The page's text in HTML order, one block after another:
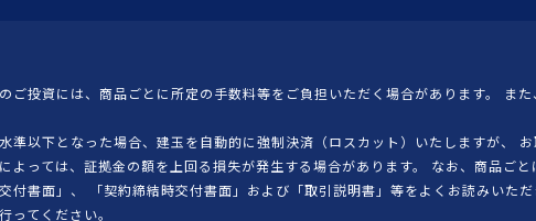
ご投資には、商品ごとに所定の手数料等をご負担いただく場合があります。 ま
準以下となった場合、建玉を自動的に強制決済（ロスカット）いたしますが、
よっては、証拠金の額を上回る損失が発生する場合があります。 なお、商品ご
付書面」、 「契約締結時交付書面」および「取引説明書」等をよくお読みいただ
ってください。